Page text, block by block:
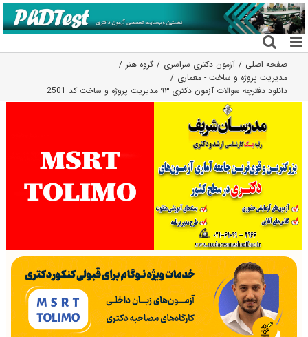
رفتن
به
محتوا
صفحه اصلی آزمون دکتری سراسری
گروه هنر
مدیریت پروژه و ساخت - معماری
دانلود دفترچه سوالات آزمون دکتری ۹۳ مدیریت پروژه و ساخت کد 2501